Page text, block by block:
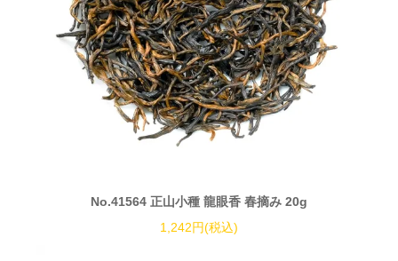
No.41564 正山小種 龍眼香 春摘み 20g
1,242円(税込)